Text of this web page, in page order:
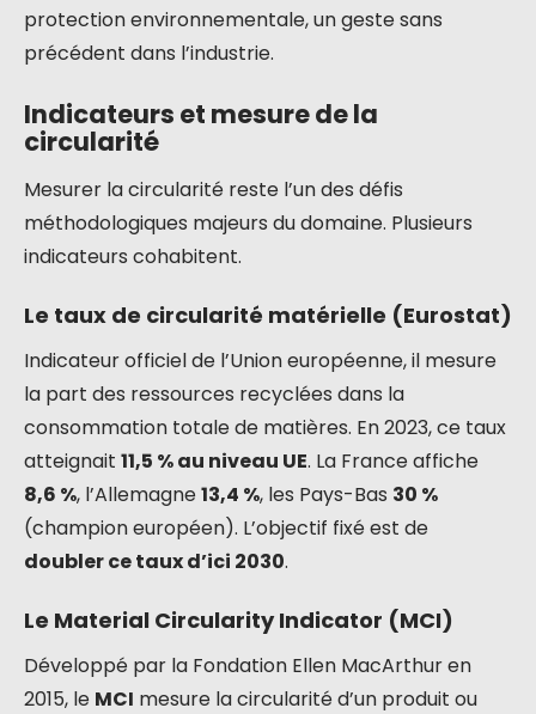
protection environnementale, un geste sans
précédent dans l’industrie.
Indicateurs et mesure de la
circularité
Mesurer la circularité reste l’un des défis
méthodologiques majeurs du domaine. Plusieurs
indicateurs cohabitent.
Le taux de circularité matérielle (Eurostat)
Indicateur officiel de l’Union européenne, il mesure
la part des ressources recyclées dans la
consommation totale de matières. En 2023, ce taux
atteignait 11,5 % au niveau UE. La France affiche
8,6 %, l’Allemagne13,4 %, les Pays-Bas 30 %
(champion européen). L’objectif fixé est de
doubler ce taux d’ici 2030.
Le Material Circularity Indicator (MCI)
Développé par la Fondation Ellen MacArthur en
2015, le MCI mesure la circularité d’un produit ou